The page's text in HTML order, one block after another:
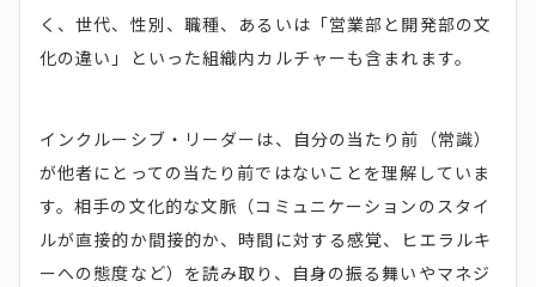
く、世代、性別、職種、あるいは「営業部と開発部の文
化の違い」といった組織内カルチャーも含まれます。
インクルーシブ・リーダーは、自分の当たり前（常識）
が他者にとっての当たり前ではないことを理解していま
す。相手の文化的な文脈（コミュニケーションのスタイ
ルが直接的か間接的か、時間に対する感覚、ヒエラルキ
ーへの態度など）を読み取り、自身の振る舞いやマネジ